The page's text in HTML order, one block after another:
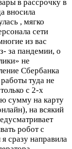
в рассрочку в
вносила
, мягко
сети
из вас
за пандемии, о
не
Сбербанка
туда не
с 2-х
сумму на карту
на всякий
робот с
сразу направила